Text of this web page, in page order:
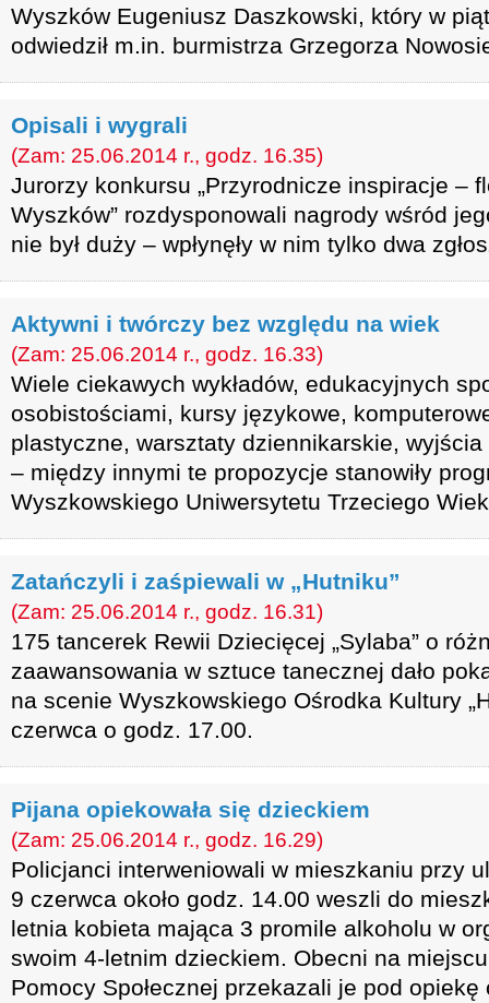
Wyszków Eugeniusz Daszkowski, który w
odwiedził m.in. burmistrza Grzegorza
Opisali i wygrali
(Zam: 25.06.2014 r., godz. 16.35)
Jurorzy konkursu „Przyrodnicze inspiracje –
Wyszków” rozdysponowali nagrody wśród
nie był duży – wpłynęły w nim tylko dwa
Aktywni i twórczy bez względu na wiek
(Zam: 25.06.2014 r., godz. 16.33)
Wiele ciekawych wykładów, edukacyjnych
osobistościami, kursy językowe,
plastyczne, warsztaty dziennikarskie,
– między innymi te propozycje stanowiły
Wyszkowskiego Uniwersytetu Trzeciego
Zatańczyli i zaśpiewali w „Hutniku”
(Zam: 25.06.2014 r., godz. 16.31)
175 tancerek Rewii Dziecięcej „Sylaba” o
zaawansowania w sztuce tanecznej dało
na scenie Wyszkowskiego Ośrodka Kultury
czerwca o godz. 17.00.
Pijana opiekowała się dzieckiem
(Zam: 25.06.2014 r., godz. 16.29)
Policjanci interweniowali w mieszkaniu przy
9 czerwca około godz. 14.00 weszli do
letnia kobieta mająca 3 promile alkoholu w
swoim 4-letnim dzieckiem. Obecni na
Pomocy Społecznej przekazali je pod opiekę